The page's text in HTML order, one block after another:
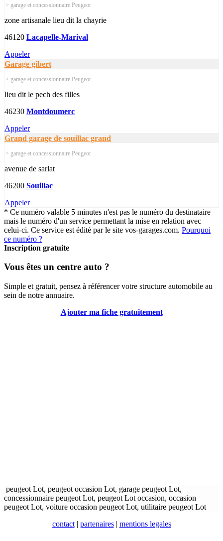
> garage et concessionnaire Peugeot
zone artisanale lieu dit la chayrie
46120 Lacapelle-Marival
Appeler
Garage gibert
> garage et concessionnaire Peugeot
lieu dit le pech des filles
46230 Montdoumerc
Appeler
Grand garage de souillac grand
> garage et concessionnaire Peugeot
avenue de sarlat
46200 Souillac
Appeler
* Ce numéro valable 5 minutes n'est pas le numéro du destinataire
mais le numéro d'un service permettant la mise en relation avec
celui-ci. Ce service est édité par le site vos-garages.com. Pourquoi
ce numéro ?
Inscription gratuite
Vous êtes un centre auto ?
Simple et gratuit, pensez à référencer votre structure automobile au
sein de notre annuaire.
Ajouter ma fiche gratuitement
peugeot Lot, peugeot occasion Lot, garage peugeot Lot,
concessionnaire peugeot Lot, peugeot Lot occasion, occasion
peugeot Lot, voiture occasion peugeot Lot, utilitaire peugeot Lot
contact| partenaires| mentions legales